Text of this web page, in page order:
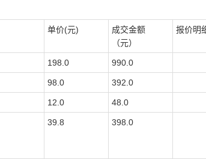
单价(元)
成交金额
（元）
报价明
198.0 990.0
98.0 392.0
12.0 48.0
39.8 398.0